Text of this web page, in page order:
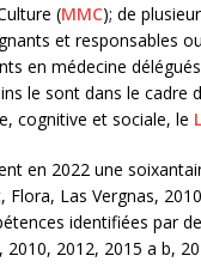
(MMC); de
et responsables
en médecine
le sont dans le cadre
cognitive et sociale, le
en 2022 une
Flora, Las Vergnas,
identifiées par
2012, 2015 a b,